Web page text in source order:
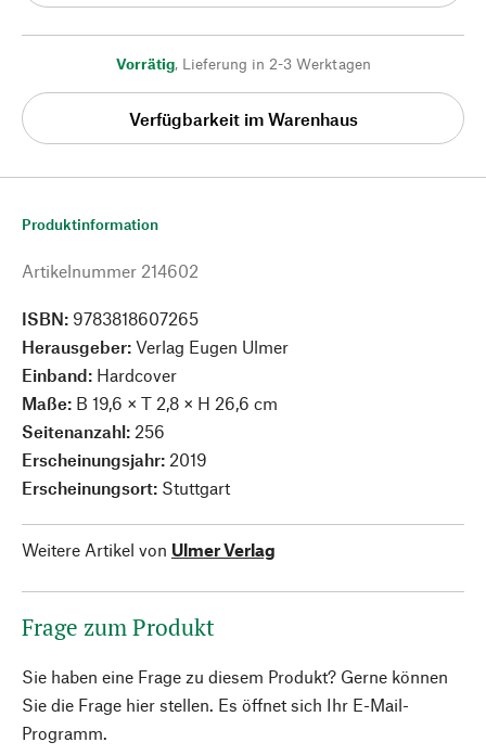
Vorrätig, Lieferung in 2-3 Werktagen
Verfügbarkeit im Warenhaus
Produktinformation
Artikelnummer 214602
ISBN: 9783818607265
Herausgeber: Verlag Eugen Ulmer
Einband: Hardcover
Maße: B 19,6 × T 2,8 × H 26,6 cm
Seitenanzahl: 256
Erscheinungsjahr: 2019
Erscheinungsort: Stuttgart
Weitere Artikel von Ulmer Verlag
Frage zum Produkt
Sie haben eine Frage zu diesem Produkt? Gerne können
Sie die Frage hier stellen. Es öffnet sich Ihr E-Mail-
Programm.